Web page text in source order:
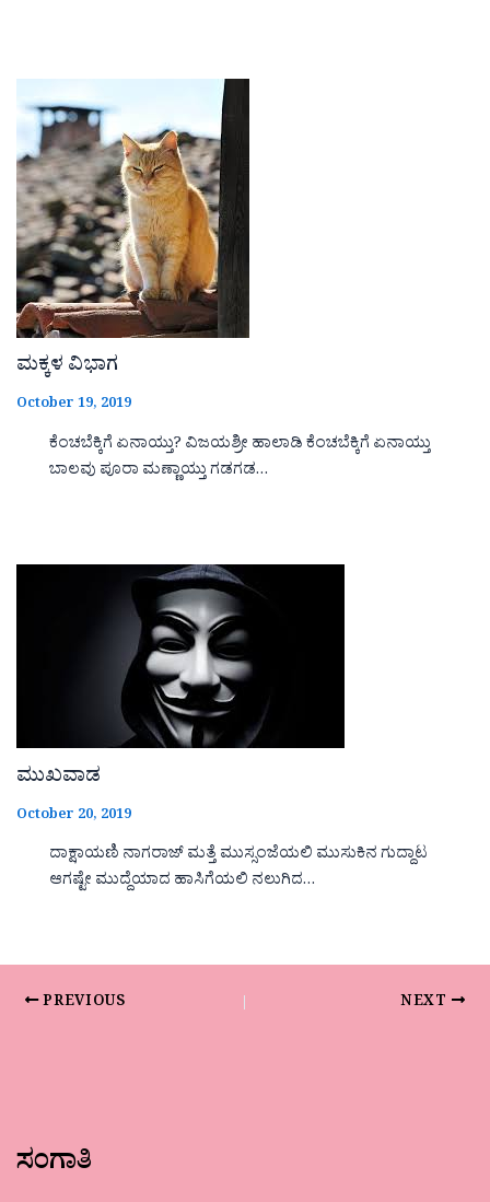
ಮಕ್ಕಳ ವಿಭಾಗ
October 19, 2019
ಕೆಂಚಬೆಕ್ಕಿಗೆ ಏನಾಯ್ತು? ವಿಜಯಶ್ರೀ ಹಾಲಾಡಿ ಕೆಂಚಬೆಕ್ಕಿಗೆ ಏನಾಯ್ತು
ಬಾಲವು ಪೂರಾ ಮಣ್ಣಾಯ್ತು ಗಡಗಡ…
ಮುಖವಾಡ
October 20, 2019
ದಾಕ್ಷಾಯಣಿ ನಾಗರಾಜ್ ಮತ್ತೆ ಮುಸ್ಸಂಜೆಯಲಿ ಮುಸುಕಿನ ಗುದ್ದಾಟ
ಆಗಷ್ಟೇ ಮುದ್ದೆಯಾದ ಹಾಸಿಗೆಯಲಿ ನಲುಗಿದ…
PREVIOUS NEXT
ಸಂಗಾತಿ